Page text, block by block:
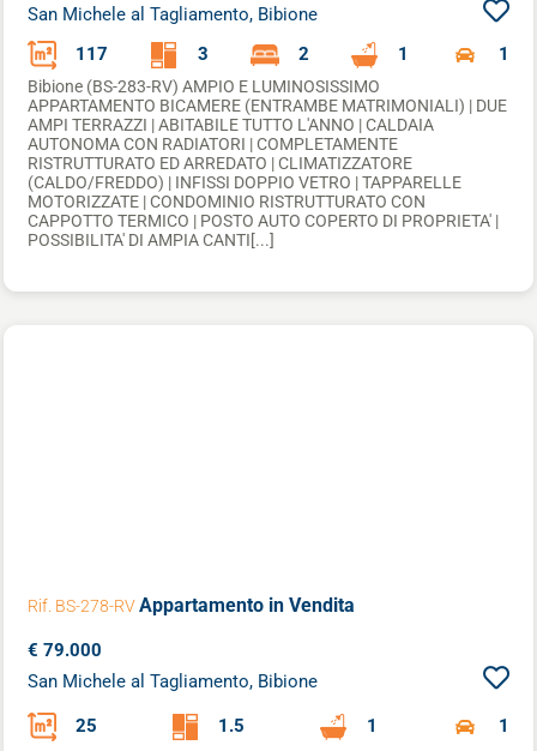
San Michele al Tagliamento, Bibione
117
3 2 1 1
Bibione (BS-283-RV) AMPIO E LUMINOSISSIMO
APPARTAMENTO BICAMERE (ENTRAMBE MATRIMONIALI) | DUE
AMPI TERRAZZI | ABITABILE TUTTO L'ANNO | CALDAIA
AUTONOMA CON RADIATORI | COMPLETAMENTE
RISTRUTTURATO ED ARREDATO | CLIMATIZZATORE
(CALDO/FREDDO) | INFISSI DOPPIO VETRO | TAPPARELLE
MOTORIZZATE | CONDOMINIO RISTRUTTURATO CON
CAPPOTTO TERMICO | POSTO AUTO COPERTO DI PROPRIETA' |
POSSIBILITA' DI AMPIA CANTI[...]
Rif. BS-278-RVAppartamento in Vendita
€ 79.000
San Michele al Tagliamento, Bibione
25 1.5 1 1